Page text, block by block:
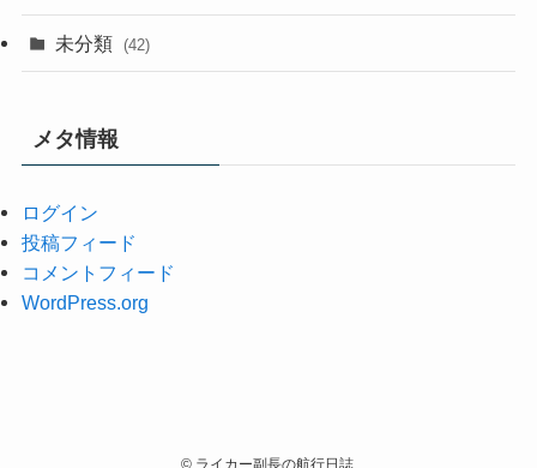
未分類 (42)
メタ情報
ログイン
投稿フィード
コメントフィード
WordPress.org